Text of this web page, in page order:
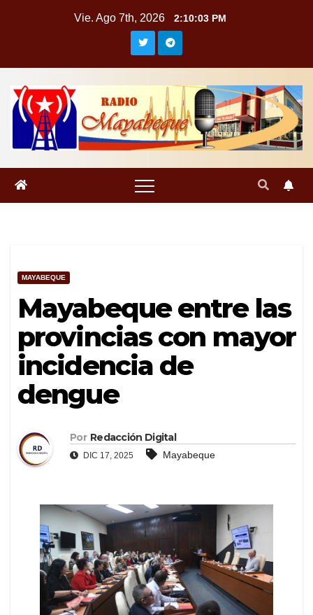
Vie. Ago 7th, 2026 2:10:04 PM
MAYABEQUE
Mayabeque entre las
provincias con mayor
incidencia de
dengue
Por Redacción Digital
DIC 17, 2025 Mayabeque